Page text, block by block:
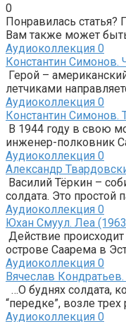
0
Понравилась статья?
Вам также может
Аудиоколлекция 0
Константин Симонов.
Герой –
летчиками
Аудиоколлекция 0
Константин Симонов.
В 1944 году в свою
инженер-полковник
Аудиоколлекция 0
Александр
Василий Тёркин –
солдата. Это простой
Аудиоколлекция 0
Юхан Смуул. Леа
Действие
острове Саарема в
Аудиоколлекция 0
Вячеслав
…О буднях солдата,
“передке”, возле
Аудиоколлекция 0